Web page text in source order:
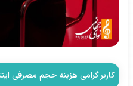
کاربر گرامی هزینه حجم مصرفی